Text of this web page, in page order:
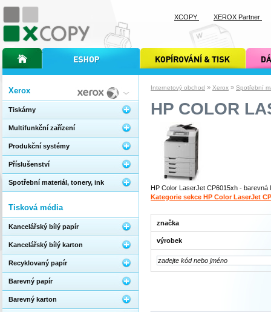
Internetový obchod » Xerox » Spotřební
HP COLOR
HP Color LaserJet CP6015xh -
Kategorie sekce HP Color LaserJet
značka
výrobek
Xerox
Tiskárny
Multifunkční zařízení
Produkční systémy
Příslušenství
Spotřební materiál, tonery, ink
Tisková média
Kancelářský bílý papír
Kancelářský bílý karton
Recyklovaný papír
Barevný papír
Barevný karton
úvodní stránka xcopyinternetový obchod xcopy kopírování a tisk xcopy dárkové
XCOPY XEROX Partner